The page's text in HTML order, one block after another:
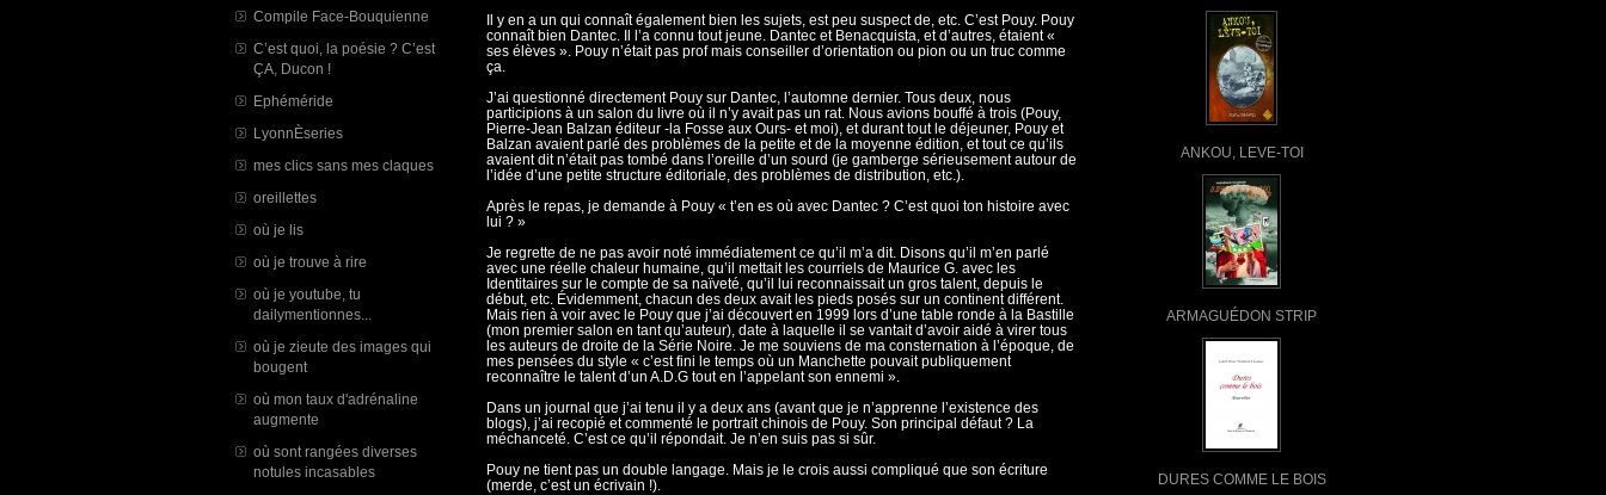
Compile Face-Bouquienne
C’est quoi, la poésie ? C’est
ÇA, Ducon !
Ephéméride
LyonnÈseries
mes clics sans mes claques
oreillettes
où je lis
où je trouve à rire
où je youtube, tu
dailymentionnes...
où je zieute des images qui
bougent
où mon taux d'adrénaline
augmente
où sont rangées diverses
notules incasables
ANKOU, LEVE-TOI
ARMAGUÉDON STRIP
DURES COMME LE BOIS
Il y en a un qui connaît également bien les sujets, est peu suspect de, etc. C’est Pouy. Pouy
connaît bien Dantec. Il l’a connu tout jeune. Dantec et Benacquista, et d’autres, étaient «
ses élèves ». Pouy n’était pas prof mais conseiller d’orientation ou pion ou un truc comme
ça.
J’ai questionné directement Pouy sur Dantec, l’automne dernier. Tous deux, nous
participions à un salon du livre où il n’y avait pas un rat. Nous avions bouffé à trois (Pouy,
Pierre-Jean Balzan éditeur -la Fosse aux Ours- et moi), et durant tout le déjeuner, Pouy et
Balzan avaient parlé des problèmes de la petite et de la moyenne édition, et tout ce qu’ils
avaient dit n’était pas tombé dans l’oreille d’un sourd (je gamberge sérieusement autour de
l’idée d’une petite structure éditoriale, des problèmes de distribution, etc.).
Après le repas, je demande à Pouy « t’en es où avec Dantec ? C’est quoi ton histoire avec
lui ? »
Je regrette de ne pas avoir noté immédiatement ce qu’il m’a dit. Disons qu’il m’en parlé
avec une réelle chaleur humaine, qu’il mettait les courriels de Maurice G. avec les
Identitaires sur le compte de sa naïveté, qu’il lui reconnaissait un gros talent, depuis le
début, etc. Évidemment, chacun des deux avait les pieds posés sur un continent différent.
Mais rien à voir avec le Pouy que j’ai découvert en 1999 lors d’une table ronde à la Bastille
(mon premier salon en tant qu’auteur), date à laquelle il se vantait d’avoir aidé à virer tous
les auteurs de droite de la Série Noire. Je me souviens de ma consternation à l’époque, de
mes pensées du style « c’est fini le temps où un Manchette pouvait publiquement
reconnaître le talent d’un A.D.G tout en l’appelant son ennemi ».
Dans un journal que j’ai tenu il y a deux ans (avant que je n’apprenne l’existence des
blogs), j’ai recopié et commenté le portrait chinois de Pouy. Son principal défaut ? La
méchanceté. C’est ce qu’il répondait. Je n’en suis pas si sûr.
Pouy ne tient pas un double langage. Mais je le crois aussi compliqué que son écriture
(merde, c’est un écrivain !).